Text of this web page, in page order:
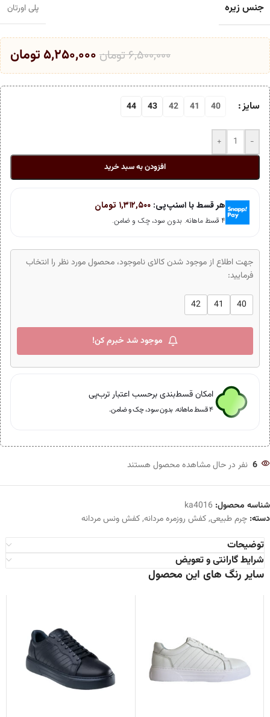
جنس زیره پلی اورتان
۶,۵۰۰,۰۰۰تومان ۵,۲۵۰,۰۰۰ تومان
سایز 40
41
42
43
44
-
+
افزودن به سبد خرید
هر قسط با اسنپ‌پی: ۱,۳۱۲,۵۰۰ تومان
۴ قسط ماهانه. بدون سود، چک و ضامن.
جهت اطلاع از موجود شدن کالای ناموجود، محصول مورد نظر را انتخاب
فرمایید:
40
41
42
موجود شد خبرم کن!
امکان قسط‌بندی برحسب اعتبار ترب‌پی
۴ قسط ماهانه. بدون سود، چک و ضامن.
6 نفر در حال مشاهده محصول هستند
شناسه محصول: ka4016
دسته: چرم طبیعی,کفش روزمره مردانه,کفش ونس مردانه
توضیحات
شرایط گارانتی و تعویض
سایر رنگ های این محصول